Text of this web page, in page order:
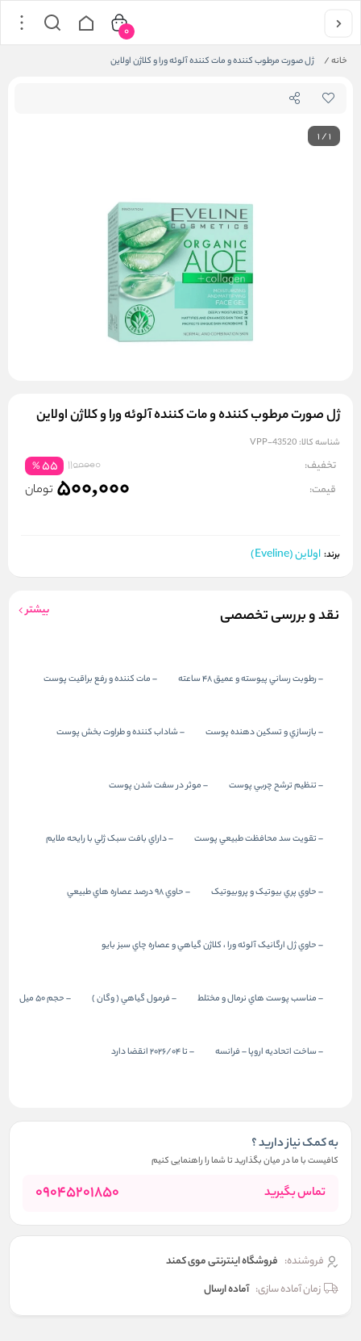
خانه/ ژل صورت مرطوب کننده و مات کننده آلوئه ورا و کلاژن اولاین
0
1/1
ژل صورت مرطوب کننده و مات کننده آلوئه ورا و کلاژن اولاین
شناسه کالا: VPP-43520
تخفیف: 1100000
55
%
قیمت: 500,000 تومان
برند: اولاین (Eveline)
نقد و بررسی تخصصی بیشتر
– رطوبت رساني پيوسته و عميق 48 ساعته – مات کننده و رفع براقيت پوست
– بازسازي و تسکين دهنده پوست – شاداب کننده و طراوت بخش پوست
– تنظيم ترشح چربي پوست – موثر در سفت شدن پوست
– تقويت سد محافظت طبيعي پوست – داراي بافت سبک ژلي با رايحه ملايم
– حاوي پري بيوتيک و پروبيوتيک – حاوي 98 درصد عصاره هاي طبيعي
– حاوي ژل ارگانيک آلوئه ورا ، کلاژن گياهي و عصاره چاي سبز بايو
– مناسب پوست هاي نرمال و مختلط – فرمول گياهي ( وگان ) – حجم 50 ميل
– ساخت اتحاديه اروپا – فرانسه – تا 2026/04 انقضا دارد
به کمک نیاز دارید ؟
کافیست با ما در میان بگذارید تا شما را راهنمایی کنیم
تماس بگیرید 09045201850
فروشنده: فروشگاه اینترنتی موی کمند
زمان آماده سازی: آماده ارسال